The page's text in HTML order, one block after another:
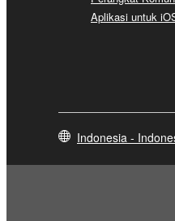
Aplikasi untuk
Indonesia -